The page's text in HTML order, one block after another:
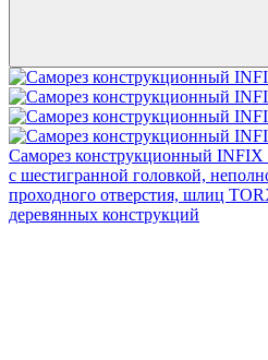
Саморез конструкционный INFIX
с шестигранной головкой,
проходного отверстия, шлиц
деревянных конструкций